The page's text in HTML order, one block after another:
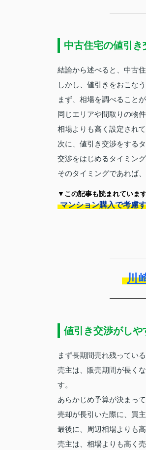
中古住宅の値引
結論から述べると、中古
しかし、値引きをおこな
まず、相場を調べることが
同じエリアや間取りの物
相場よりも高く設定され
次に、値引き交渉をする
交渉をはじめるタイミン
そのタイミングであれば
▼この記事も読まれていま
マンション購入で考慮
川
値引き交渉がし
まず長期間売れ残ってい
売主は、販売期間が長く
す。
あらかじめ予算が決まっ
売却が長引いた際に、買
最後に、周辺相場よりも
売主は、相場よりも高く